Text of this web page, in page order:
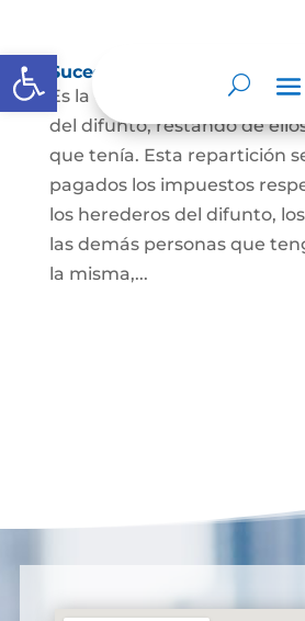
Abrir barra de herramientas
Sucesión de bienes por
Es la que se hace para
del difunto, restando de
que tenía. Esta repartición
pagados los impuestos
los herederos del difunto,
las demás personas que
la misma,...